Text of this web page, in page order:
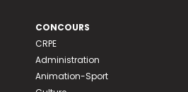
CONCOURS
CRPE
Administration
Animation-Sport